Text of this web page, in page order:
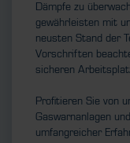
Dämpfe zu
gewährleisten mit
neusten Stand der
Vorschriften
sicheren
Profitieren Sie von
Gaswarnanlagen
umfangreicher